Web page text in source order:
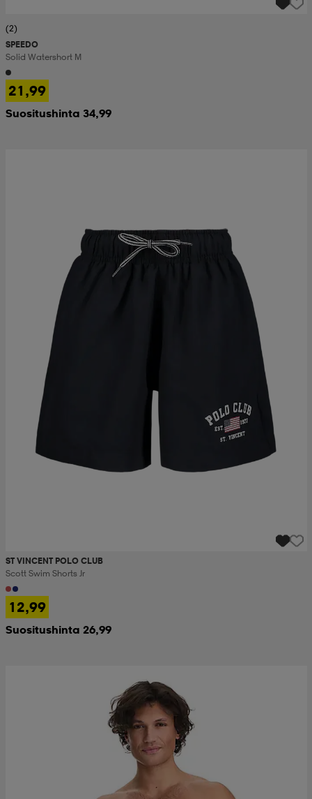
(2)
SPEEDO
Solid Watershort M
21,99
Suositushinta 34,99
ST VINCENT POLO CLUB
Scott Swim Shorts Jr
12,99
Suositushinta 26,99